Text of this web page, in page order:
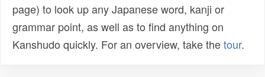
page) to look up any Japanese word, kanji or
grammar point, as well as to find anything on
Kanshudo quickly. For an overview, take thetour.